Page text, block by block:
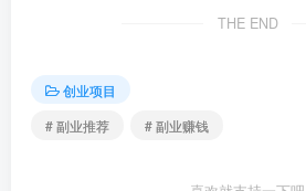
THE END
创业项目
# 副业推荐
# 副业赚钱